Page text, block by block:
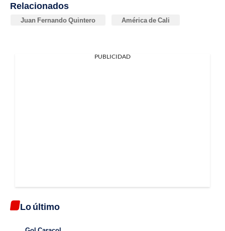
Relacionados
Juan Fernando Quintero América de Cali
PUBLICIDAD
Lo último